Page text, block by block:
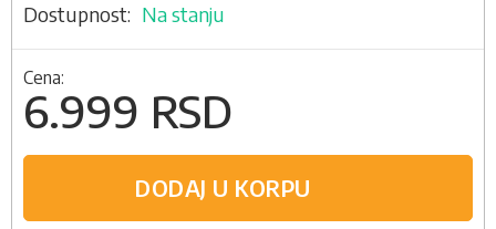
Na stanju
Cena:
6.999 RSD
DODAJ U KORPU